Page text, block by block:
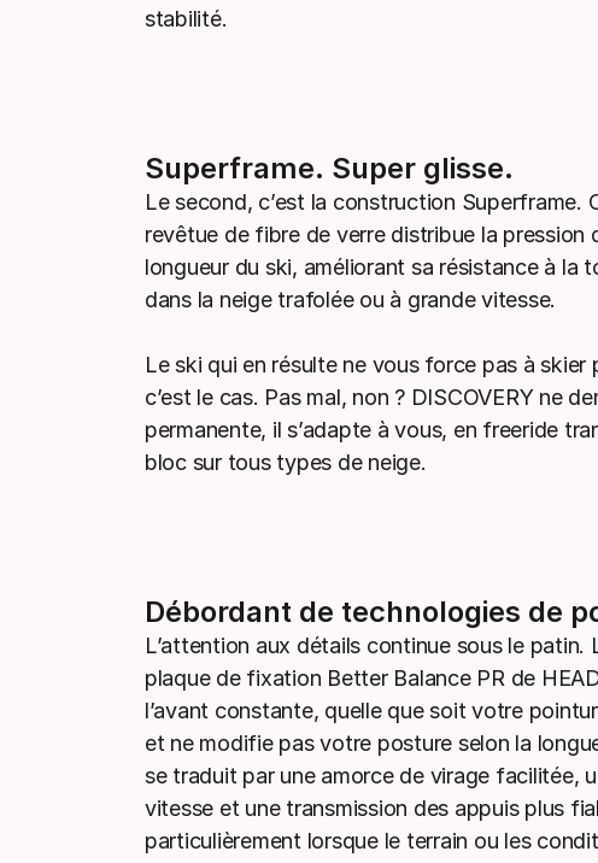
stabilité.
Superframe. Super glisse.
Le second, c’est la construction Superframe.
revêtue de fibre de verre distribue la pression
longueur du ski, améliorant sa résistance à la
dans la neige trafolée ou à grande vitesse.
Le ski qui en résulte ne vous force pas à
c’est le cas. Pas mal, non ? DISCOVERY ne
permanente, il s’adapte à vous, en freeride
bloc sur tous types de neige.
Débordant de technologies de
L’attention aux détails continue sous le patin.
plaque de fixation Better Balance PR de
l’avant constante, quelle que soit votre
et ne modifie pas votre posture selon la
se traduit par une amorce de virage facilitée,
vitesse et une transmission des appuis plus
particulièrement lorsque le terrain ou les